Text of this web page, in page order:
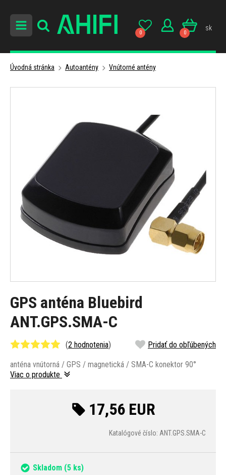
0 0
sk
Úvodná stránka Autoantény Vnútorné antény
GPS anténa Bluebird
ANT.GPS.SMA-C
(2 hodnotenia) Pridať do obľúbených
anténa vnútorná / GPS / magnetická / SMA-C konektor 90°
Viac o produkte
17,56 EUR
Katalógové číslo: ANT.GPS.SMA-C
Skladom (5 ks)